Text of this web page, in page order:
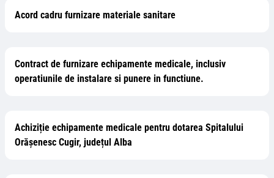
Acord cadru furnizare materiale sanitare
Contract de furnizare echipamente medicale, inclusiv
operatiunile de instalare si punere in functiune.
Achiziție echipamente medicale pentru dotarea Spitalului
Orășenesc Cugir, județul Alba